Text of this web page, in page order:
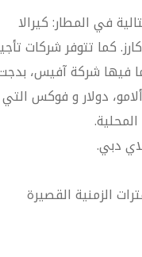
في المطار: كيرالا
كما تتوفر شركات
فيها شركة آفيس،
دولار و فوكس التي
دبي.
للفترات الزمنية القصيرة